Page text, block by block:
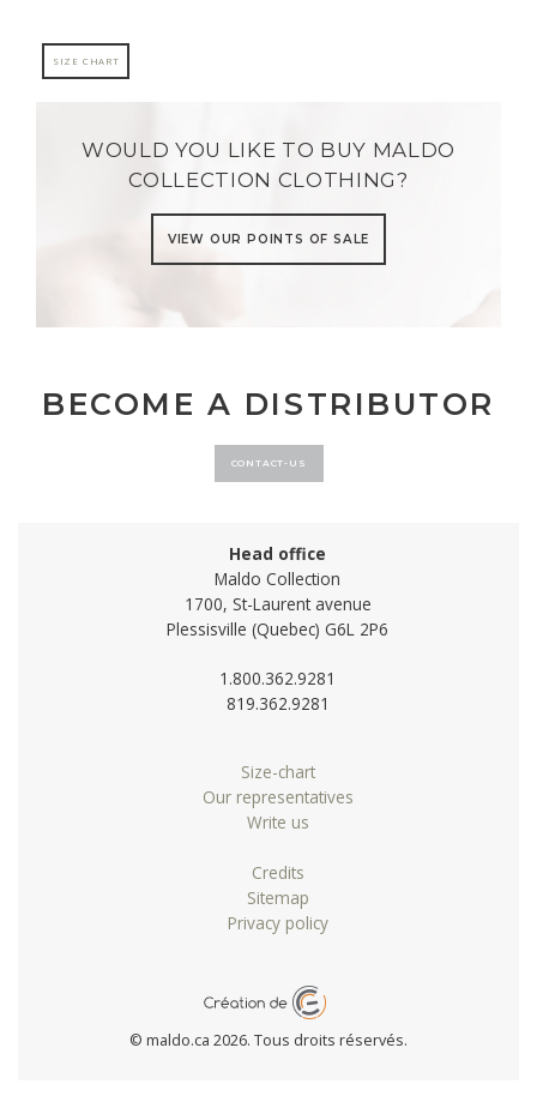
SIZE CHART
WOULD YOU LIKE TO BUY MALDO
COLLECTION CLOTHING?
VIEW OUR POINTS OF SALE
BECOME A DISTRIBUTOR
CONTACT-US
Head office
Maldo Collection
1700, St-Laurent avenue
Plessisville (Quebec) G6L 2P6
1.800.362.9281
819.362.9281
Size-chart
Our representatives
Write us
Credits
Sitemap
Privacy policy
© maldo.ca 2026. Tous droits réservés.